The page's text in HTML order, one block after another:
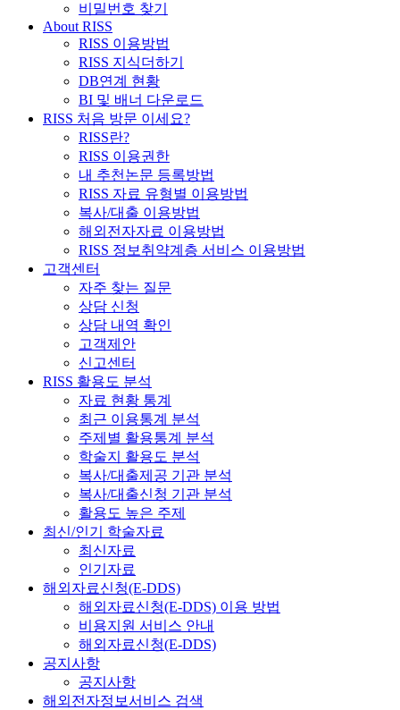
비밀번호 찾기
About RISS
RISS 이용방법
RISS 지식더하기
DB연계 현황
BI 및 배너 다운로드
RISS 처음 방문 이세요?
RISS란?
RISS 이용권한
내 추천논문 등록방법
RISS 자료 유형별 이용방법
복사/대출 이용방법
해외전자자료 이용방법
RISS 정보취약계층 서비스 이용방법
고객센터
자주 찾는 질문
상담 신청
상담 내역 확인
고객제안
신고센터
RISS 활용도 분석
자료 현황 통계
최근 이용통계 분석
주제별 활용통계 분석
학술지 활용도 분석
복사/대출제공 기관 분석
복사/대출신청 기관 분석
활용도 높은 주제
최신/인기 학술자료
최신자료
인기자료
해외자료신청(E-DDS)
해외자료신청(E-DDS) 이용 방법
비용지원 서비스 안내
해외자료신청(E-DDS)
공지사항
공지사항
해외전자정보서비스 검색